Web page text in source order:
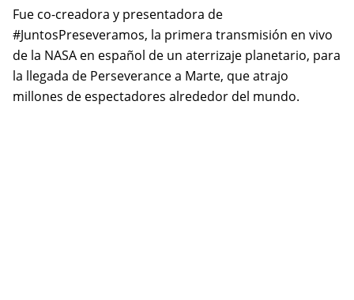
Fue co-creadora y presentadora de
#JuntosPreseveramos, la primera transmisión en vivo
de la NASA en español de un aterrizaje planetario, para
la llegada de Perseverance a Marte, que atrajo
millones de espectadores alrededor del mundo.